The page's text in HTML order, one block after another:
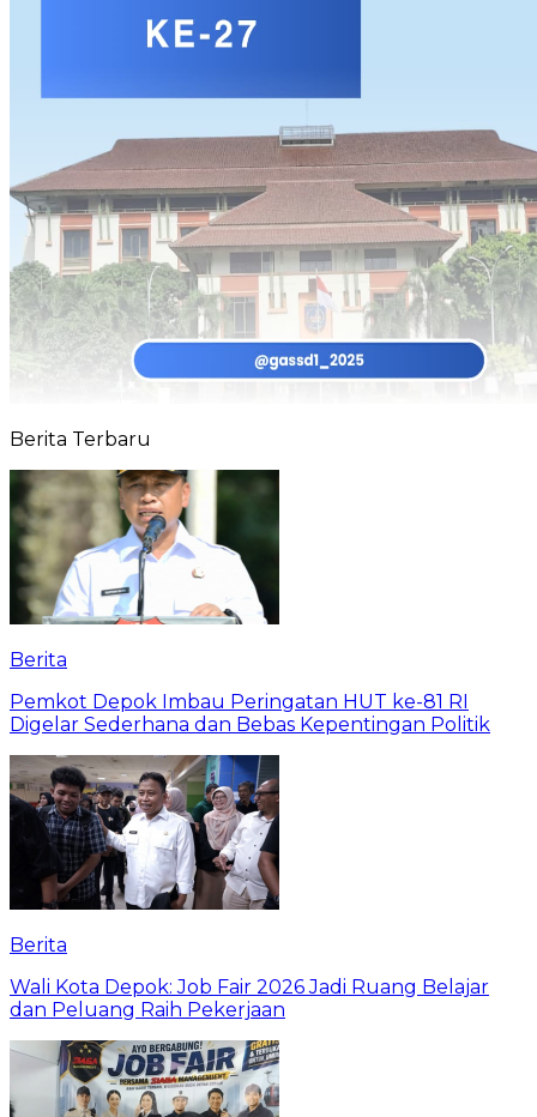
Berita Terbaru
Berita
Pemkot Depok Imbau Peringatan HUT ke-81 RI
Digelar Sederhana dan Bebas Kepentingan Politik
Berita
Wali Kota Depok: Job Fair 2026 Jadi Ruang Belajar
dan Peluang Raih Pekerjaan